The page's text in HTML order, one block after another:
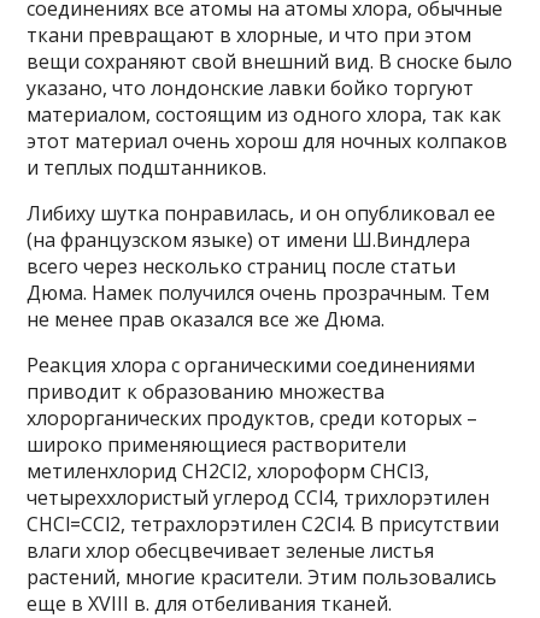
соединениях все атомы на атомы хлора, обычные
ткани превращают в хлорные, и что при этом
вещи сохраняют свой внешний вид. В сноске было
указано, что лондонские лавки бойко торгуют
материалом, состоящим из одного хлора, так как
этот материал очень хорош для ночных колпаков
и теплых подштанников.
Либиху шутка понравилась, и он опубликовал ее
(на французском языке) от имени Ш.Виндлера
всего через несколько страниц после статьи
Дюма. Намек получился очень прозрачным. Тем
не менее прав оказался все же Дюма.
Реакция хлора с органическими соединениями
приводит к образованию множества
хлорорганических продуктов, среди которых –
широко применяющиеся растворители
метиленхлорид CH2Cl2, хлороформ CHCl3,
четыреххлористый углерод CCl4, трихлорэтилен
CHCl=CCl2, тетрахлорэтилен C2Cl4. В присутствии
влаги хлор обесцвечивает зеленые листья
растений, многие красители. Этим пользовались
еще в XVIII в. для отбеливания тканей.